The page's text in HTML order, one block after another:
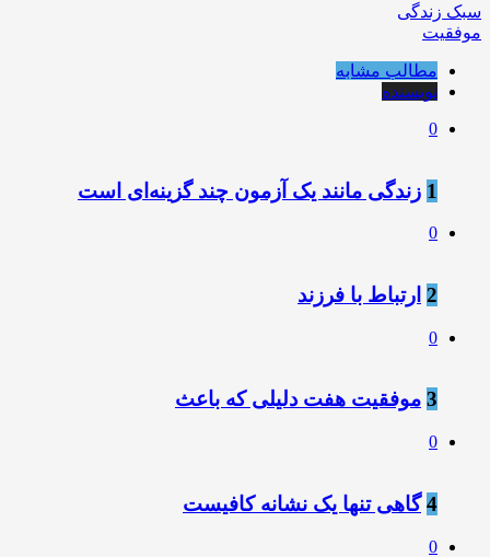
سبک زندگی
موفقیت
مطالب مشابه
نویسنده
0
1 زندگی مانند يک آزمون چند گزينه‌ای است
0
2 ارتباط با فرزند
0
3 موفقیت هفت دلیلی که باعث
0
4 ️گاﻫﯽ ﺗﻨﻬﺎ ﯾﮏ ﻧﺸﺎﻧﻪ ﮐﺎﻓﯿﺴﺖ
0